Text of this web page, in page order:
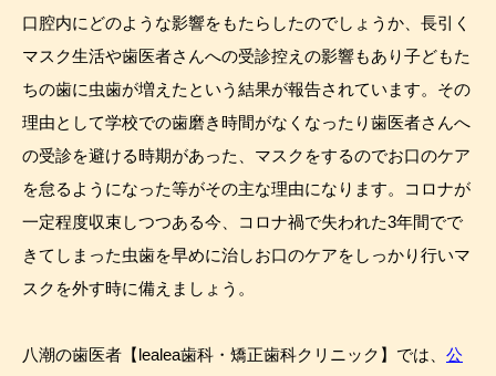
口腔内にどのような影響をもたらしたのでしょうか、長引く
マスク生活や歯医者さんへの受診控えの影響もあり子どもた
ちの歯に虫歯が増えたという結果が報告されています。その
理由として学校での歯磨き時間がなくなったり歯医者さんへ
の受診を避ける時期があった、マスクをするのでお口のケア
を怠るようになった等がその主な理由になります。コロナが
一定程度収束しつつある今、コロナ禍で失われた3年間でで
きてしまった虫歯を早めに治しお口のケアをしっかり行いマ
スクを外す時に備えましょう。
八潮の歯医者【lealea歯科・矯正歯科クリニック】では、 公